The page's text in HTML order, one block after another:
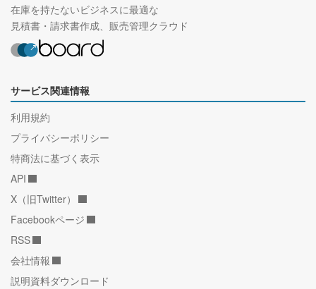
在庫を持たないビジネスに最適な
見積書・請求書作成、販売管理クラウド
サービス関連情報
利用規約
プライバシーポリシー
特商法に基づく表示
API
X（旧Twitter）
Facebookページ
RSS
会社情報
説明資料ダウンロード